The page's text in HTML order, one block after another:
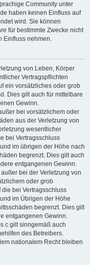
Community unter
haben keinen Einfluss auf
wird. Sie können
für bestimmte Zwecke nicht
Einfluss nehmen.
von Leben, Körper
Vertragspflichten
ein vorsätzliches oder grob
Dies gilt auch für mittelbare
Gewinn.
bei vorsätzlichem oder
aus der Verletzung von
wesentlicher
bei Vertragsschluss
im übrigen der Höhe nach
begrenzt. Dies gilt auch
entgangenen Gewinn.
bei der Verletzung von
oder grob
bei Vertragsschluss
im Übrigen der Höhe
begrenzt. Dies gilt
entgangenen Gewinn.
c gilt sinngemäß auch
des Betreibers.
nationalem Recht bleiben